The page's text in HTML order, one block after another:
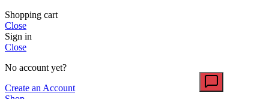
Shopping cart
Close
Sign in
Close
No account yet?
Create an Account